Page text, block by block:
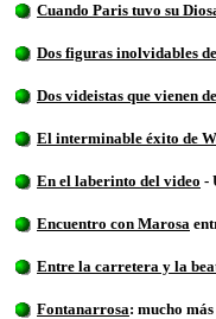
Cuando Paris tuvo su
Dos figuras inolvidables
Dos videistas que vienen
El interminable éxito de
En el laberinto del video -
Encuentro con Marosa
Entre la carretera y la
Fontanarrosa: mucho